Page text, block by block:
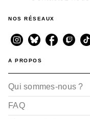
NOS RÉSEAUX
A PROPOS
Qui sommes-nous ?
FAQ